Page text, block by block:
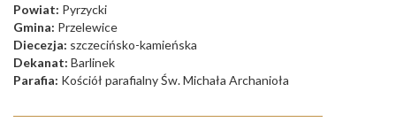
Powiat: Pyrzycki
Gmina: Przelewice
Diecezja: szczecińsko-kamieńska
Dekanat: Barlinek
Parafia: Kościół parafialny Św. Michała Archanioła